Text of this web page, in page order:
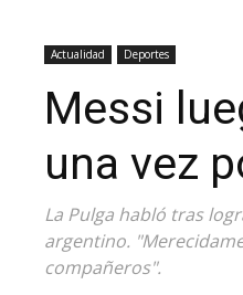
Actualidad Deportes
Messi
una vez
La Pulga habló tras
argentino.
compañeros".